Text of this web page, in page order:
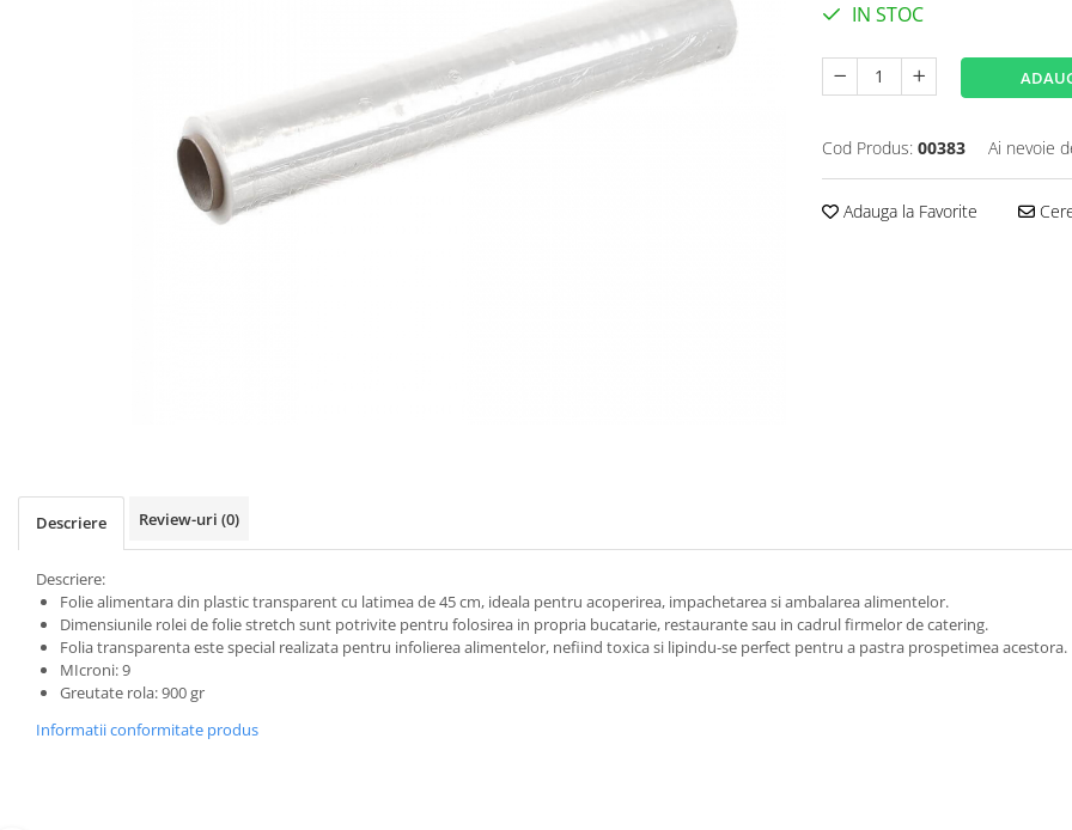
IN STOC
Cod Produs: 00383 Ai nevoie
Adauga la Favorite
Descriere Review-uri (0)
Descriere:
Folie alimentara din plastic transparent cu latimea de 45 cm, ideala pentru acoperirea, impachetarea si ambalarea alimentelor.
Dimensiunile rolei de folie stretch sunt potrivite pentru folosirea in propria bucatarie, restaurante sau in cadrul firmelor de catering.
Folia transparenta este special realizata pentru infolierea alimentelor, nefiind toxica si lipindu-se perfect pentru a pastra prospetimea acestora.
MIcroni: 9
Greutate rola: 900 gr
Informatii conformitate produs